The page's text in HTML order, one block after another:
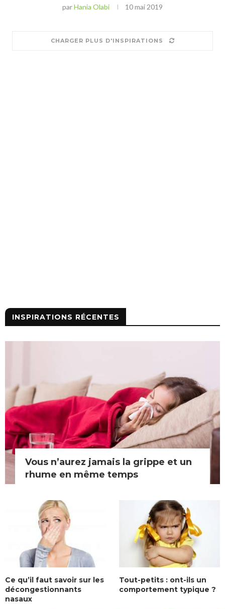
parHania Olabi 10 mai 2019
CHARGER PLUS D'INSPIRATIONS
INSPIRATIONS RÉCENTES
Vous n’aurez jamais la grippe et un
rhume en même temps
Ce qu’il faut savoir sur les
décongestionnants
nasaux
Tout-petits : ont-ils un
comportement typique ?